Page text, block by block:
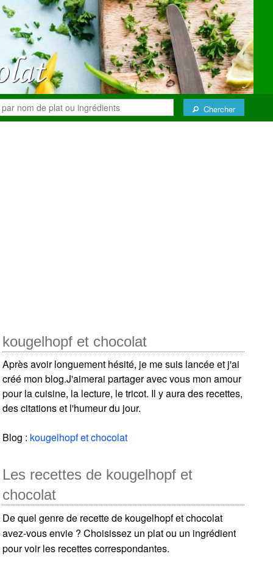
Chercher
kougelhopf et chocolat
Après avoir longuement hésité, je me suis lancée et j'ai
créé mon blog.J'aimerai partager avec vous mon amour
pour la cuisine, la lecture, le tricot. Il y aura des recettes,
des citations et l'humeur du jour.
Blog : kougelhopf et chocolat
Les recettes de kougelhopf et
chocolat
De quel genre de recette de kougelhopf et chocolat
avez-vous envie ? Choisissez un plat ou un ingrédient
pour voir les recettes correspondantes.